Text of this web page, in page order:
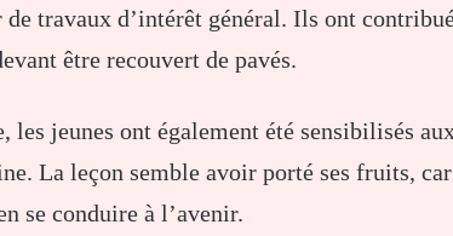
travaux d’intérêt général. Ils ont
être recouvert de pavés.
les jeunes ont également été sensibilisés
La leçon semble avoir porté ses fruits,
se conduire à l’avenir.